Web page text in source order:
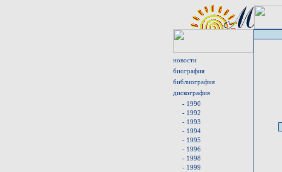
новости
биография
библиография
дискография
- 1990
- 1992
- 1993
- 1994
- 1995
- 1996
- 1998
- 1999